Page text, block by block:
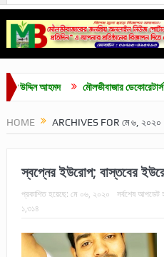
আহমদ মৌলভীবাজার ডেকোরেটার্স মালিক
HOME ARCHIVES FOR মে ৬, ২০২০
স্বপ্নের ইউরোপ; বাস্তবের
প্রকাশিত হয়েছে: মে ০৬, ২০২০ সর্বশেষ আপডেট
১,৩১৪